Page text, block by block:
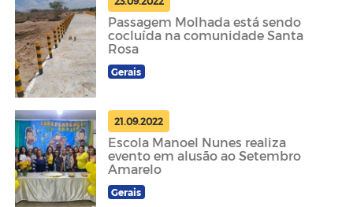
Passagem Molhada está sendo
cocluída na comunidade Santa
Rosa
Gerais
21.09.2022
Escola Manoel Nunes realiza
evento em alusão ao Setembro
Amarelo
Gerais